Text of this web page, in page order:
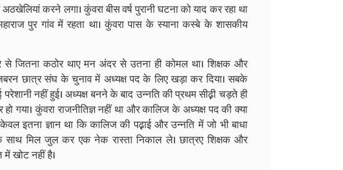
करने लगा। कुंवरा बीस वर्ष पुरानी घटना को याद कर रहा था
पुर गांव में रहता था। कुंवरा पास के स्याना कस्बे के शासकीय
जितना कठोर थाए मन अंदर से उतना ही कोमल था। शिक्षक और
छात्र संघ के चुनाव में अध्यक्ष पद के लिए खड़ा कर दिया। सबके
नहीं हुई। अध्यक्ष बनने के बाद उन्नति की प्रथम सीढ़़ी चड़ते ही
गया। कुंवरा राजनीतिज्ञ नहीं था और कालिज के अध्यक्ष पद की क्या
इतना ज्ञान था कि कालिज की पढ़़ाई और उन्नति में जो भी बाधा
साथ मिल जुल कर एक नेक रास्ता निकाल ले। छात्रए शिक्षक और
खोट नहीं है।